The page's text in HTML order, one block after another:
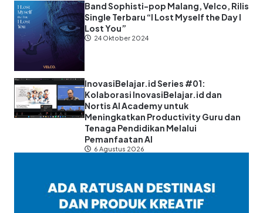
Band Sophisti-pop Malang, Velco, Rilis
Single Terbaru “I Lost Myself the Day I
Lost You”
24 Oktober 2024
InovasiBelajar.id Series #01:
Kolaborasi InovasiBelajar.id dan
Nortis AI Academy untuk
Meningkatkan Productivity Guru dan
Tenaga Pendidikan Melalui
Pemanfaatan AI
6 Agustus 2026